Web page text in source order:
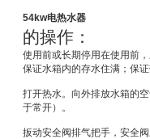
54kw电热水器
的操作：
使用前或长期停用在使用前
保证水箱内的存水住满；保
打开热水。向外排放水箱的
于常开）。
扳动安全阀排气把手，安全